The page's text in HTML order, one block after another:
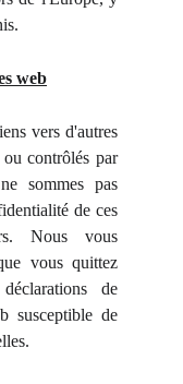
web
vers d'autres
contrôlés par
sommes pas
de ces
Nous vous
vous quittez
de
susceptible de